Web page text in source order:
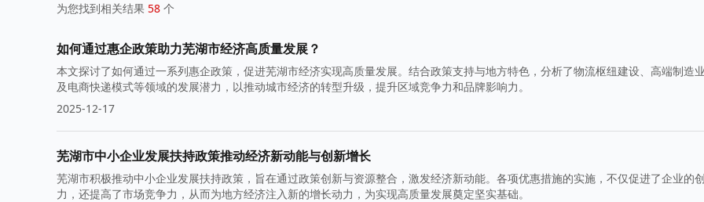
为您找到相关结果 58 个
如何通过惠企政策助力芜湖市经济高质量发展？
本文探讨了如何通过一系列惠企政策，促进芜湖市经济实现高质量发展。结合政策支持与地方特色，分析了物流枢纽建设、高端制造
及电商快递模式等领域的发展潜力，以推动城市经济的转型升级，提升区域竞争力和品牌影响力。
2025-12-17
芜湖市中小企业发展扶持政策推动经济新动能与创新增长
芜湖市积极推动中小企业发展扶持政策，旨在通过政策创新与资源整合，激发经济新动能。各项优惠措施的实施，不仅促进了企业的
力，还提高了市场竞争力，从而为地方经济注入新的增长动力，为实现高质量发展奠定坚实基础。